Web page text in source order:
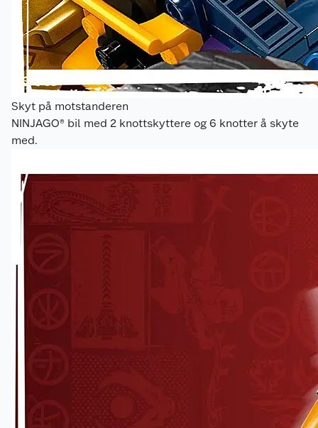
Skyt på motstanderen
NINJAGO® bil med 2 knottskyttere og 6 knotter å skyte